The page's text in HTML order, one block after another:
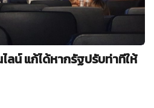
น์ แก้ได้หากรัฐปรับท่าทีให้